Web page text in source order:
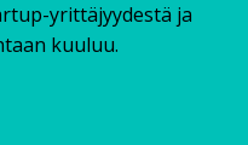
yrittäjyydestä ja
kuuluu.